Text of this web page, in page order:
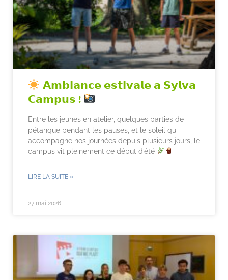
𝗔𝗺𝗯𝗶𝗮𝗻𝗰𝗲 𝗲𝘀𝘁𝗶𝘃𝗮𝗹𝗲 𝗮 𝗦𝘆𝗹𝘃𝗮
𝗖𝗮𝗺𝗽𝘂𝘀 !
Entre les jeunes en atelier, quelques parties de
pétanque pendant les pauses, et le soleil qui
accompagne nos journées depuis plusieurs jours, le
campus vit pleinement ce début d’été
LIRE LA SUITE »
27 mai 2026